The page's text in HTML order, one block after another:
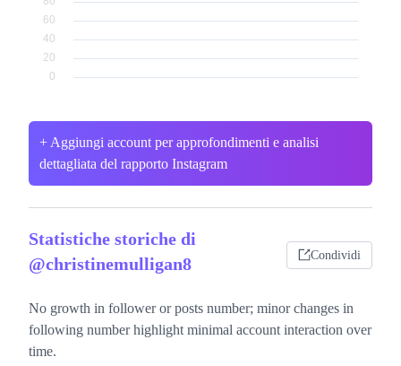
+ Aggiungi account per approfondimenti e analisi
dettagliata del rapporto Instagram
Statistiche storiche di
@christinemulligan8
Condividi
No growth in follower or posts number; minor changes in
following number highlight minimal account interaction over
time.